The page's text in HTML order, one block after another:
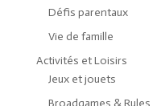
Défis parentaux
Vie de famille
Activités et Loisirs
Jeux et jouets